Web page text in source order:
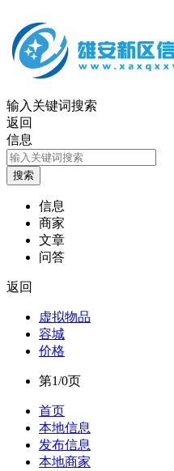
输入关键词搜索
返回
信息
信息
商家
文章
问答
返回
虚拟物品
容城
价格
第1/0页
首页
本地信息
发布信息
本地商家